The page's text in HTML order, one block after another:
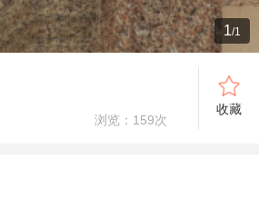
1/1
浏览： 159次
收藏